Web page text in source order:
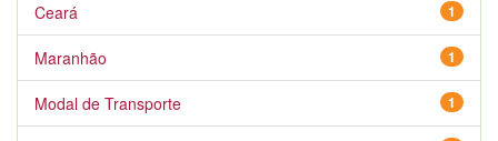
1
Ceará
1
Maranhão
1
Modal de Transporte